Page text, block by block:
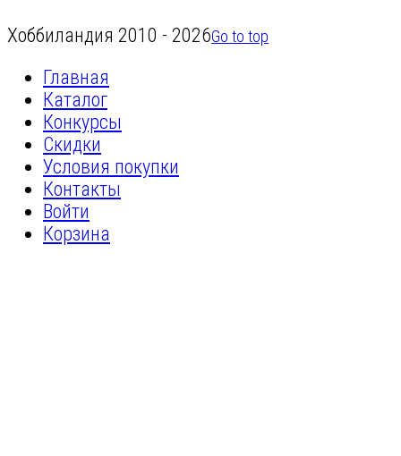
Хоббиландия 2010 - 2026Go to top
Главная
Каталог
Конкурсы
Скидки
Условия покупки
Контакты
Войти
Корзина